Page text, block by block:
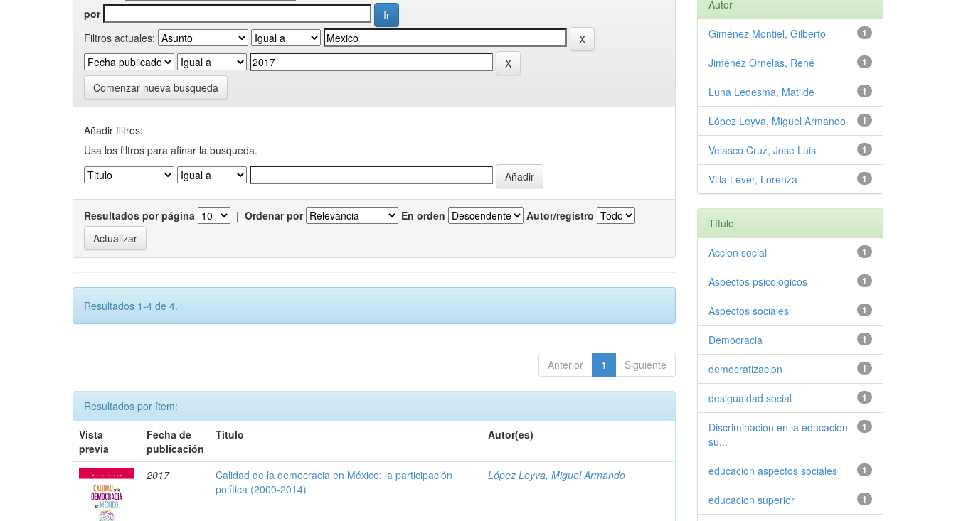
por
Filtros actuales:
Comenzar nueva busqueda
Añadir filtros:
Usa los filtros para afinar la busqueda.
Resultados por página | Ordenar por En orden Autor/registro
Resultados 1-4 de 4.
Anterior 1 Siguiente
Resultados por ítem:
Vista
previa
Fecha de
publicación
Título Autor(es)
2017
Calidad de la democracia en México: la participación
política (2000-2014)
López Leyva, Miguel Armando
Autor
1
Giménez Montiel, Gilberto
1
Jiménez Ornelas, René
1
Luna Ledesma, Matilde
1
López Leyva, Miguel Armando
1
Velasco Cruz, Jose Luis
1
Villa Lever, Lorenza
Título
1
Accion social
1
Aspectos psicologicos
1
Aspectos sociales
1
Democracia
1
democratizacion
1
desigualdad social
1
Discriminacion en la educacion
su...
1
educacion aspectos sociales
1
educacion superior